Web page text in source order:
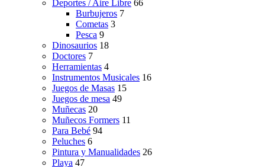
Deportes / Aire Libre 66
Burbujeros 7
Cometas 3
Pesca 9
Dinosaurios 18
Doctores 7
Herramientas 4
Instrumentos Musicales 16
Juegos de Masas 15
Juegos de mesa 49
Muñecas 20
Muñecos Formers 11
Para Bebé 94
Peluches 6
Pintura y Manualidades 26
Playa 47